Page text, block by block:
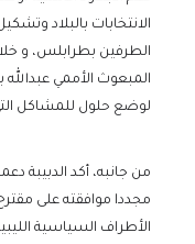
الانتخابات بالبلاد
الطرفين بطرابلس، و
المبعوث الأممي عبدالله
لوضع حلول للمشاكل التي
من جانبه، أكد الدبيبة
مجددا موافقته على
الأطراف السياسية